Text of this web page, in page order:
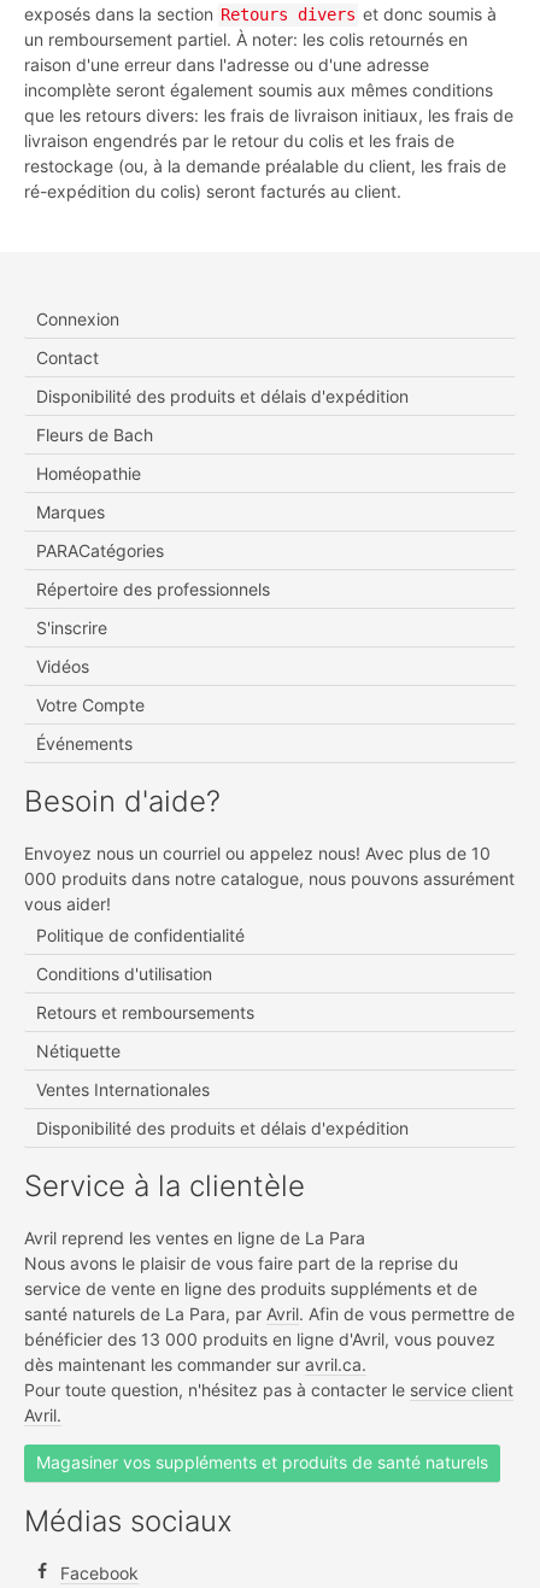
exposés dans la section Retours divers et donc soumis à
un remboursement partiel. À noter: les colis retournés en
raison d'une erreur dans l'adresse ou d'une adresse
incomplète seront également soumis aux mêmes conditions
que les retours divers: les frais de livraison initiaux, les frais de
livraison engendrés par le retour du colis et les frais de
restockage (ou, à la demande préalable du client, les frais de
ré-expédition du colis) seront facturés au client.
Connexion
Contact
Disponibilité des produits et délais d'expédition
Fleurs de Bach
Homéopathie
Marques
PARACatégories
Répertoire des professionnels
S'inscrire
Vidéos
Votre Compte
Événements
Besoin d'aide?
Envoyez nous un courriel ou appelez nous! Avec plus de 10
000 produits dans notre catalogue, nous pouvons assurément
vous aider!
Politique de confidentialité
Conditions d'utilisation
Retours et remboursements
Nétiquette
Ventes Internationales
Disponibilité des produits et délais d'expédition
Service à la clientèle
Avril reprend les ventes en ligne de La Para
Nous avons le plaisir de vous faire part de la reprise du
service de vente en ligne des produits suppléments et de
santé naturels de La Para, par Avril. Afin de vous permettre de
bénéficier des 13 000 produits en ligne d'Avril, vous pouvez
dès maintenant les commander sur avril.ca.
Pour toute question, n'hésitez pas à contacter le service client
Avril.
Magasiner vos suppléments et produits de santé naturels
Médias sociaux
Facebook